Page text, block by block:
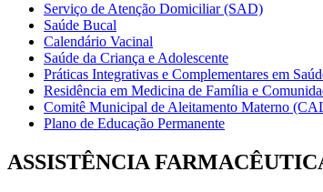
Serviço de Atenção Domiciliar (SAD)
Saúde Bucal
Calendário Vacinal
Saúde da Criança e Adolescente
Práticas Integrativas e Complementares em
Residência em Medicina de Família e
Comitê Municipal de Aleitamento Materno
Plano de Educação Permanente
ASSISTÊNCIA